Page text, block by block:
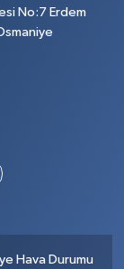
No:7 Erdem
Hava Durumu